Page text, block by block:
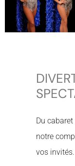
Du
notre
vos invités.